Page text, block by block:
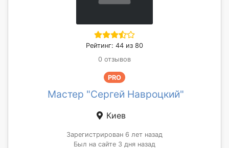
Рейтинг: 44 из 80
0 отзывов
PRO
Мастер "Сергей Навроцкий"
Киев
Зарегистрирован 6 лет назад
Был на сайте 3 дня назад